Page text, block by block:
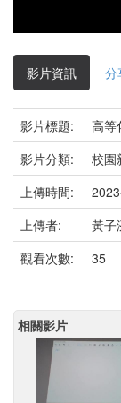
影片資訊 分
影片標題:
高等
影片分類:
校園
上傳時間:
上傳者:
黃子
觀看次數:
35
相關影片